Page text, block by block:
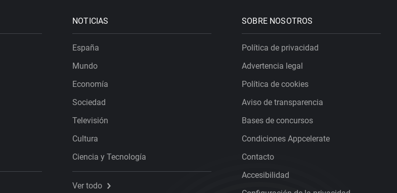
NOTICIAS
España
Mundo
Economía
Sociedad
Televisión
Cultura
Ciencia y Tecnología
Ver todo
SOBRE NOSOTROS
Política de privacidad
Advertencia legal
Política de cookies
Aviso de transparencia
Bases de concursos
Condiciones Appcelerate
Contacto
Accesibilidad